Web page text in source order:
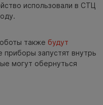
использовали в СТЦ
также будут
приборы запустят внутрь
могут обернуться